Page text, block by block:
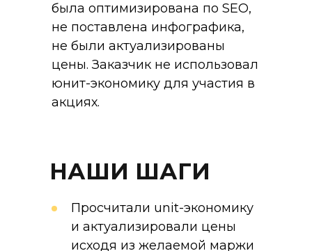
была оптимизирована по SEO,
не поставлена инфографика,
не были актуализированы
цены. Заказчик не использовал
юнит-экономику для участия в
акциях.
НАШИ ШАГИ
Просчитали unit-экономику
и актуализировали цены
исходя из желаемой маржи